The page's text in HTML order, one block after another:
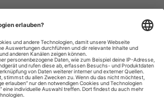
Impressum
Einstellungen